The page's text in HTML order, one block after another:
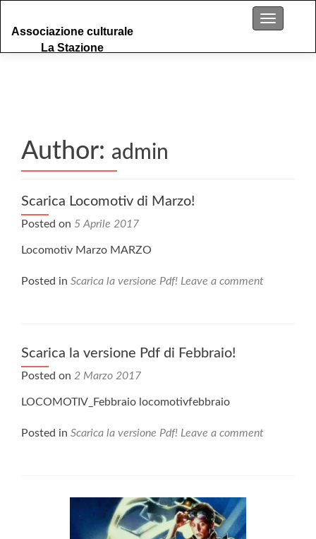
i
Menu
Associazione culturale
La Stazione
Author: admin
Scarica Locomotiv di Marzo!
Posted on 5 Aprile 2017
Locomotiv Marzo MARZO
Posted in Scarica la versione Pdf! Leave a comment
Scarica la versione Pdf di Febbraio!
Posted on 2 Marzo 2017
LOCOMOTIV_Febbraio locomotivfebbraio
Posted in Scarica la versione Pdf! Leave a comment